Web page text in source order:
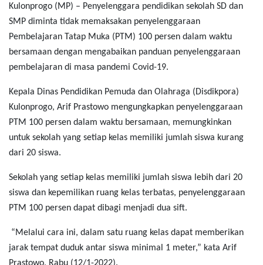
Kulonprogo (MP) – Penyelenggara pendidikan sekolah SD dan
SMP diminta tidak memaksakan penyelenggaraan
Pembelajaran Tatap Muka (PTM) 100 persen dalam waktu
bersamaan dengan mengabaikan panduan penyelenggaraan
pembelajaran di masa pandemi Covid-19.
Kepala Dinas Pendidikan Pemuda dan Olahraga (Disdikpora)
Kulonprogo, Arif Prastowo mengungkapkan penyelenggaraan
PTM 100 persen dalam waktu bersamaan, memungkinkan
untuk sekolah yang setiap kelas memiliki jumlah siswa kurang
dari 20 siswa.
Sekolah yang setiap kelas memiliki jumlah siswa lebih dari 20
siswa dan kepemilikan ruang kelas terbatas, penyelenggaraan
PTM 100 persen dapat dibagi menjadi dua sift.
“Melalui cara ini, dalam satu ruang kelas dapat memberikan
jarak tempat duduk antar siswa minimal 1 meter,” kata Arif